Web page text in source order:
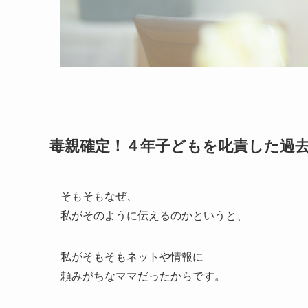
毒親確定！４年子どもを叱責した過
そもそもなぜ、
私がそのように伝えるのかというと、
私がそもそもネットや情報に
頼みがちなママだったからです。